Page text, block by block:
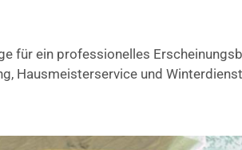
für ein professionelles
Hausmeisterservice und